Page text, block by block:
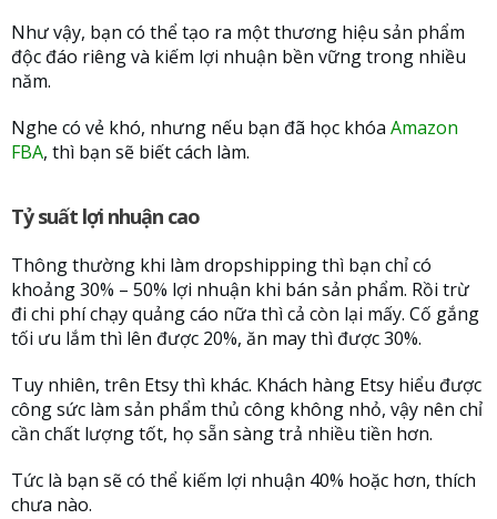
Như vậy, bạn có thể tạo ra một thương hiệu sản phẩm
độc đáo riêng và kiếm lợi nhuận bền vững trong nhiều
năm.
Nghe có vẻ khó, nhưng nếu bạn đã học khóa Amazon
FBA, thì bạn sẽ biết cách làm.
Tỷ suất lợi nhuận cao
Thông thường khi làm dropshipping thì bạn chỉ có
khoảng 30% – 50% lợi nhuận khi bán sản phẩm. Rồi trừ
đi chi phí chạy quảng cáo nữa thì cả còn lại mấy. Cố gắng
tối ưu lắm thì lên được 20%, ăn may thì được 30%.
Tuy nhiên, trên Etsy thì khác. Khách hàng Etsy hiểu được
công sức làm sản phẩm thủ công không nhỏ, vậy nên chỉ
cần chất lượng tốt, họ sẵn sàng trả nhiều tiền hơn.
Tức là bạn sẽ có thể kiếm lợi nhuận 40% hoặc hơn, thích
chưa nào.